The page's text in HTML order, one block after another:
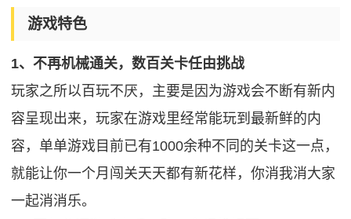
游戏特色
1、不再机械通关，数百关卡任由挑战
玩家之所以百玩不厌，主要是因为游戏会不断有新内
容呈现出来，玩家在游戏里经常能玩到最新鲜的内
容，单单游戏目前已有1000余种不同的关卡这一点，
就能让你一个月闯关天天都有新花样，你消我消大家
一起消消乐。